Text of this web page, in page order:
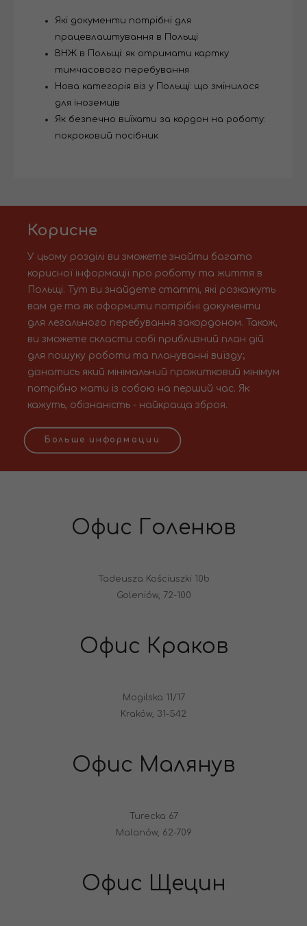
Які документи потрібні для
працевлаштування в Польщі
ВНЖ в Польщі: як отримати картку
тимчасового перебування
Нова категорія віз у Польщі: що змінилося
для іноземців
Як безпечно виїхати за кордон на роботу:
покроковий посібник
Корисне
У цьому розділі ви зможете знайти багато
корисної інформації про роботу та життя в
Польщі. Тут ви знайдете статті, які розкажуть
вам де та як оформити потрібні документи
для легального перебування закордоном. Також,
ви зможете скласти собі приблизний план дій
для пошуку роботи та плануванні виїзду;
дізнатись який мінімальний прожитковий мінімум
потрібно мати із собою на перший час. Як
кажуть, обізнаність - найкраща зброя.
Больше информации
Офис Голенюв
Tadeusza Kościuszki 10b
Goleniów, 72-100
Офис Краков
Mogilska 11/17
Kraków, 31-542
Офис Малянув
Turecka 67
Malanów, 62-709
Офис Щецин